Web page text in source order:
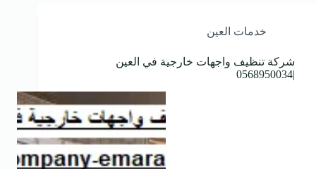
خدمات العين
شركة تنظيف واجهات خارجية في العين
|0568950034